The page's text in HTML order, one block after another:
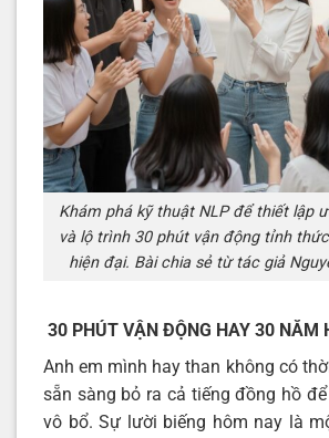
Khám phá kỹ thuật NLP để thiết lập
và lộ trình 30 phút vận động tỉnh
hiện đại. Bài chia sẻ từ tác giả
30 PHÚT VẬN ĐỘNG HAY 30 NĂM
Anh em mình hay than không có
sẵn sàng bỏ ra cả tiếng đồng hồ
vô bổ. Sự lười biếng hôm nay là